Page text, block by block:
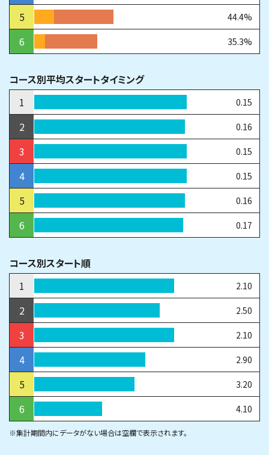
5 44.4%
6 35.3%
コース別平均スタートタイミング
1
0.15
2 0.16
3 0.15
4 0.15
5 0.16
6 0.17
コース別スタート順
1
2.10
2 2.50
3 2.10
4 2.90
5 3.20
6 4.10
※集計期間内にデータがない場合は空欄で表示されます。